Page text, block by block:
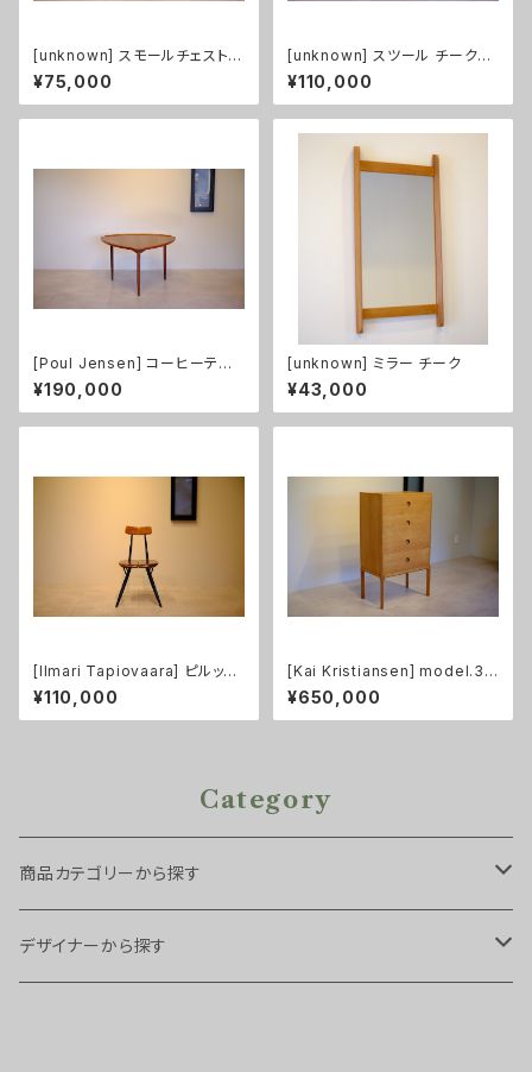
[unknown] スモールチェスト
チーク
¥75,000
[unknown] スツール チーク
（張替え済み）
¥110,000
[Poul Jensen] コーヒーテー
ブル チーク
¥190,000
[unknown] ミラー チーク
¥43,000
[Ilmari Tapiovaara] ピルッカ
チェア Laukaan Puu
¥110,000
[Kai Kristiansen] model.38
5 6段チェスト オーク
¥650,000
Category
商品カテゴリーから探す
チェア・スツール
デザイナーから探す